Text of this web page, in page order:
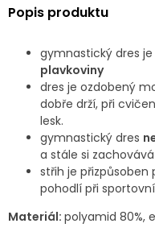
Popis produktu
gymnastický dres je
plavkoviny
dres je ozdobený
dobře drží, při
lesk.
gymnastický dres
a stále si
střih je přizpůsoben
pohodlí při
Materiál: polyamid 80%,